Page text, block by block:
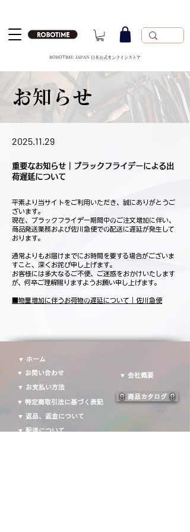
ROBOTIME JAPAN 日本公式オンラインストア
お知らせ
2025.11.29
重要なお知らせ｜ブラックフライデーによる出
荷遅延について
平素より当サイトをご利用いただき、誠にありがとうご
ざいます。
現在、ブラックフライデー期間中のご注文増加に伴い、
商品発送業務および佐川急便での配送に遅延が発生して
おります。
通常よりもお届けまでにお時間を要する場合がございま
すこと、深くお詫び申し上げます。
お客様には多大なるご不便、ご迷惑をおかけいたします
が、何卒ご理解賜りますようお願い申し上げます。
■物量増加に伴うお荷物の遅延について｜佐川急便
▼ ホーム
▼ お問い合わせ
▼ お支払い方法
▼ 特定商取引法に基づく表記
▼ 会社概要
商品カタログ
▼ 返品、返金について
▼ 配送について